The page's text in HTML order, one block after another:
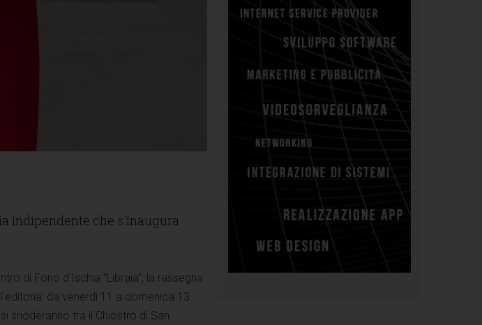
indipendente che s'inaugura
di Forio d'Ischia “Libraia”, la rassegna
da venerdì 11 a domenica 13
snoderanno tra il Chiostro di San